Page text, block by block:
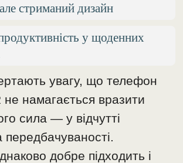
стриманий дизайн
у щоденних
увагу, що телефон
намагається вразити
сила — у відчутті
передбачуваності.
добре підходить і